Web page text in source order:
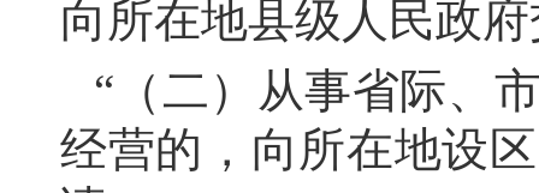
向所在地县级人民政
“（二）从事省际、
经营的，向所在地设